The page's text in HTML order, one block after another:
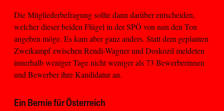
Die Mitgliederbefragung sollte dann darüber entscheiden,
welcher dieser beiden Flügel in der SPÖ von nun den Ton
angeben möge. Es kam aber ganz anders. Statt dem geplanten
Zweikampf zwischen Rendi-Wagner und Doskozil meldeten
innerhalb weniger Tage nicht weniger als 73 Bewerberinnen
und Bewerber ihre Kandidatur an.
Ein Bernie für Österreich